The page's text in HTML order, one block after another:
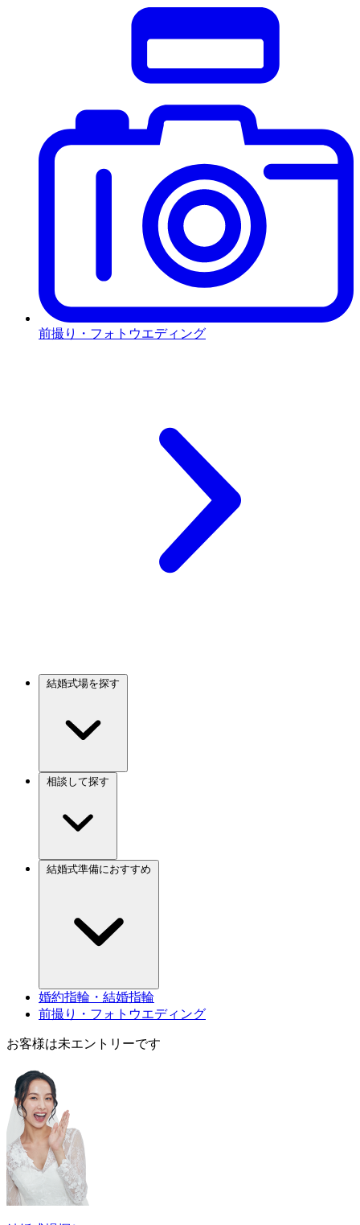
前撮り・フォトウエディング
婚約指輪・結婚指輪
前撮り・フォトウエディング
お客様は未エントリーです